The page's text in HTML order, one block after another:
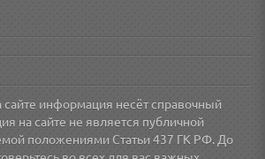
сайте информация несёт справочный
на сайте не является публичной
положениями Статьи 437 ГК РФ. До